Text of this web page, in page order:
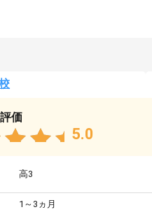
価
5.0
高3
1～3ヵ月